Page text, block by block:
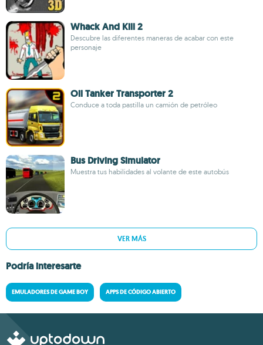
Whack And Kill 2
Descubre las diferentes maneras de acabar con este
personaje
Oil Tanker Transporter 2
Conduce a toda pastilla un camión de petróleo
Bus Driving Simulator
Muestra tus habilidades al volante de este autobús
VER MÁS
Podría interesarte
EMULADORES DE GAME BOY APPS DE CÓDIGO ABIERTO